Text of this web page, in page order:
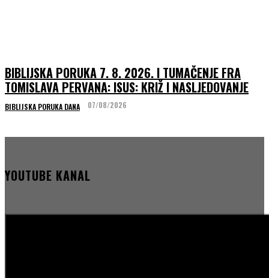
BIBLIJSKA PORUKA 7. 8. 2026. I TUMAČENJE FRA
TOMISLAVA PERVANA: ISUS: KRIŽ I NASLJEDOVANJE
BIBLIJSKA PORUKA DANA 07/08/2026
YOUTUBE KANAL